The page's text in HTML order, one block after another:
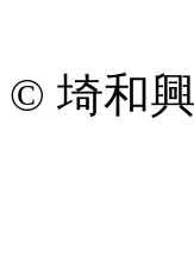
© 埼和